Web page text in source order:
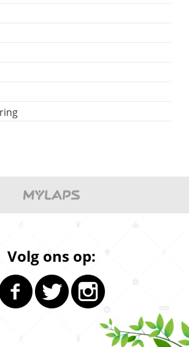
Volg ons op: